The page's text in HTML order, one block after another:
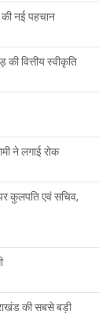
की नई पहचान
की वित्तीय स्वीकृति
ने लगाई रोक
कुलपति एवं सचिव,
की सबसे बड़ी